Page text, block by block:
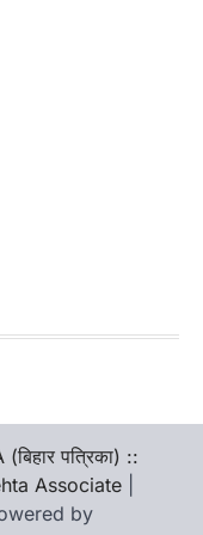
पत्रिका) ::
Associate
by